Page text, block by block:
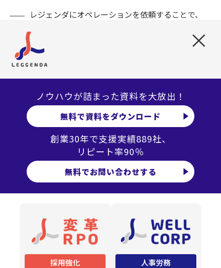
×
ノウハウが詰まった資料を大放出！
無料で資料をダウンロード
創業30年で支援実績889社、
リピート率90％
無料でお問い合わせする
採用強化 人事労務
レジェンダにオペレーションを依頼することで、
Q. レジェンダには主にどのような業務をお任せいただい
ションのほとんどですね。合否連絡や選考枠の調整など
細かな作業はもちろん、業務改善の提案まで幅広くご対
応いただいています。」